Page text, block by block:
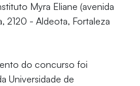
Myra Eliane (avenida
2120 - Aldeota, Fortaleza
do concurso foi
Universidade de